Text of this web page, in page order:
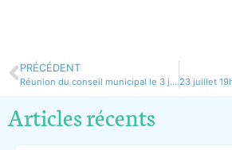
PRÉCÉDENT
Réunion du conseil municipal le 3 juillet 2020
Articles récents